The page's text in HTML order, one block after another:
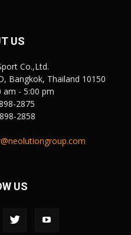
US
Co.,Ltd.
Bangkok, Thailand 10150
am - 5:00 pm
2875
2858
US